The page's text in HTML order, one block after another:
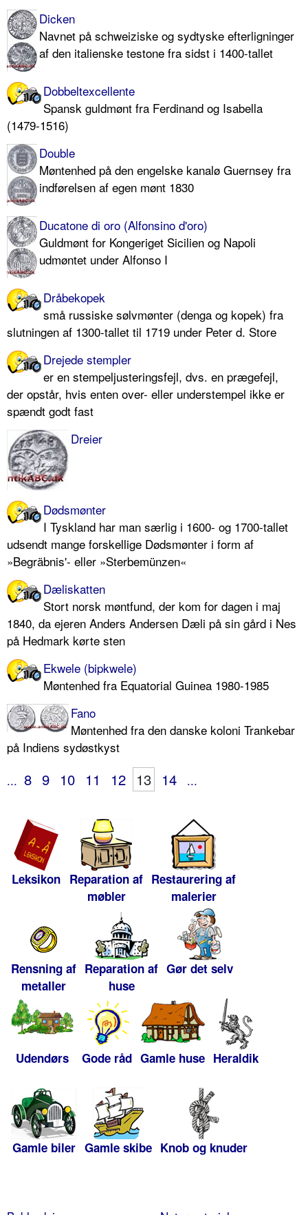
Dicken
Navnet på schweiziske og sydtyske efterligninger
af den italienske testone fra sidst i 1400-tallet
Dobbeltexcellente
Spansk guldmønt fra Ferdinand og Isabella
(1479-1516)
Double
Møntenhed på den engelske kanalø Guernsey fra
indførelsen af egen mønt 1830
Ducatone di oro (Alfonsino d'oro)
Guldmønt for Kongeriget Sicilien og Napoli
udmøntet under Alfonso I
Dråbekopek
små russiske sølvmønter (denga og kopek) fra
slutningen af 1300-tallet til 1719 under Peter d. Store
Drejede stempler
er en stempeljusteringsfejl, dvs. en prægefejl,
der opstår, hvis enten over- eller understempel ikke er
spændt godt fast
Dreier
Dødsmønter
I Tyskland har man særlig i 1600- og 1700-tallet
udsendt mange forskellige Dødsmønter i form af
»Begräbnis'- eller »Sterbemünzen«
Dæliskatten
Stort norsk møntfund, der kom for dagen i maj
1840, da ejeren Anders Andersen Dæli på sin gård i Nes
på Hedmark kørte sten
Ekwele (bipkwele)
Møntenhed fra Equatorial Guinea 1980-1985
Fano
Møntenhed fra den danske koloni Trankebar
på Indiens sydøstkyst
... 8 9 10 11 12 13 14 ...
Leksikon Reparation af
møbler
Restaurering af
malerier
Rensning af
metaller
Reparation af
huse
Gør det selv
Udendørs Gode råd Gamle huse Heraldik
Gamle biler Gamle skibe Knob og knuder